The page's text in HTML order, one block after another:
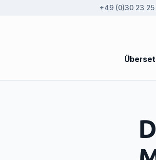
+49 (0)30 23